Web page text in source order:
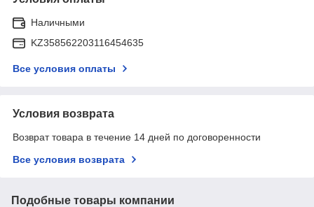
Наличными
KZ358562203116454635
Все условия оплаты
Условия возврата
Возврат товара в течение 14 дней по договоренности
Все условия возврата
Подобные товары компании